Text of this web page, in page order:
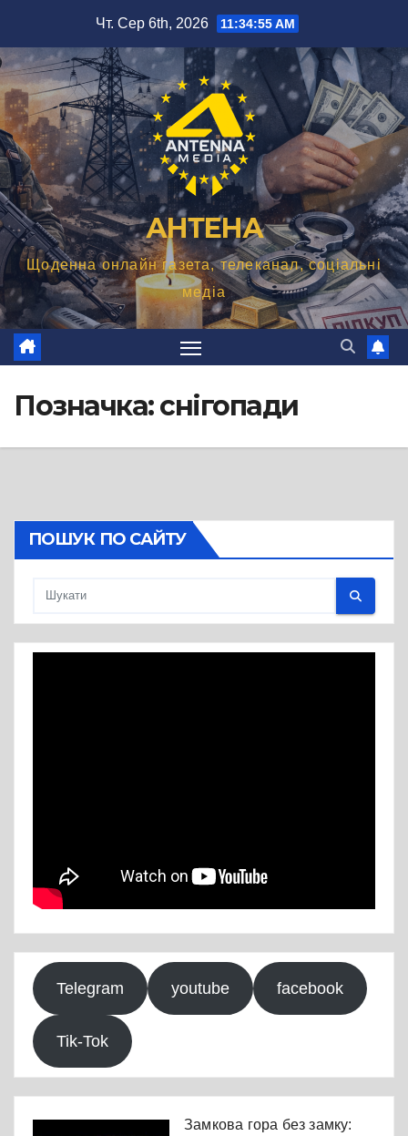
вмісту
Чт. Сер 6th, 2026 11:34:56 AM
АНТЕНА
Щоденна онлайн газета, телеканал, соціальні
медіа
Позначка:снігопади
ПОШУК ПО САЙТУ
Telegram youtube facebook
Tik-Tok
Замкова гора без замку: